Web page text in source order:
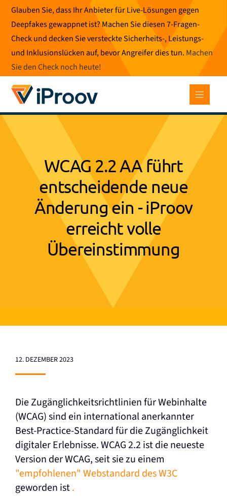
Zum
Inhalt
springen
Glauben Sie, dass Ihr Anbieter für Live-Lösungen gegen
Deepfakes gewappnet ist? Machen Sie diesen 7-Fragen-
Check und decken Sie versteckte Sicherheits-, Leistungs-
und Inklusionslücken auf, bevor Angreifer dies tun. Machen
Sie den Check noch heute!
WCAG 2.2 AA führt
entscheidende neue
Änderung ein - iProov
erreicht volle
Übereinstimmung
12. DEZEMBER 2023
Die Zugänglichkeitsrichtlinien für Webinhalte
(WCAG) sind ein international anerkannter
Best-Practice-Standard für die Zugänglichkeit
digitaler Erlebnisse. WCAG 2.2 ist die neueste
Version der WCAG, seit sie zu einem
"empfohlenen" Webstandard des W3C
geworden ist.